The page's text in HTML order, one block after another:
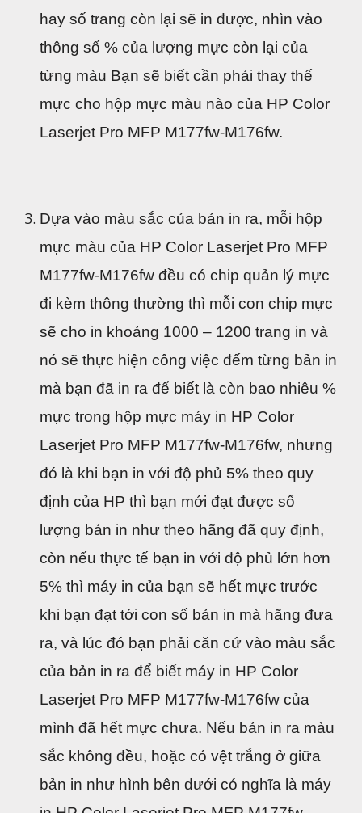
hay số trang còn lại sẽ in được, nhìn vào
thông số % của lượng mực còn lại của
từng màu Bạn sẽ biết cần phải thay thế
mực cho hộp mực màu nào của HP Color
Laserjet Pro MFP M177fw-M176fw.
Dựa vào màu sắc của bản in ra, mỗi hộp
mực màu của HP Color Laserjet Pro MFP
M177fw-M176fw đều có chip quản lý mực
đi kèm thông thường thì mỗi con chip mực
sẽ cho in khoảng 1000 – 1200 trang in và
nó sẽ thực hiện công việc đếm từng bản in
mà bạn đã in ra để biết là còn bao nhiêu %
mực trong hộp mực máy in HP Color
Laserjet Pro MFP M177fw-M176fw, nhưng
đó là khi bạn in với độ phủ 5% theo quy
định của HP thì bạn mới đạt được số
lượng bản in như theo hãng đã quy định,
còn nếu thực tế bạn in với độ phủ lớn hơn
5% thì máy in của bạn sẽ hết mực trước
khi bạn đạt tới con số bản in mà hãng đưa
ra, và lúc đó bạn phải căn cứ vào màu sắc
của bản in ra để biết máy in HP Color
Laserjet Pro MFP M177fw-M176fw của
mình đã hết mực chưa. Nếu bản in ra màu
sắc không đều, hoặc có vệt trắng ở giữa
bản in như hình bên dưới có nghĩa là máy